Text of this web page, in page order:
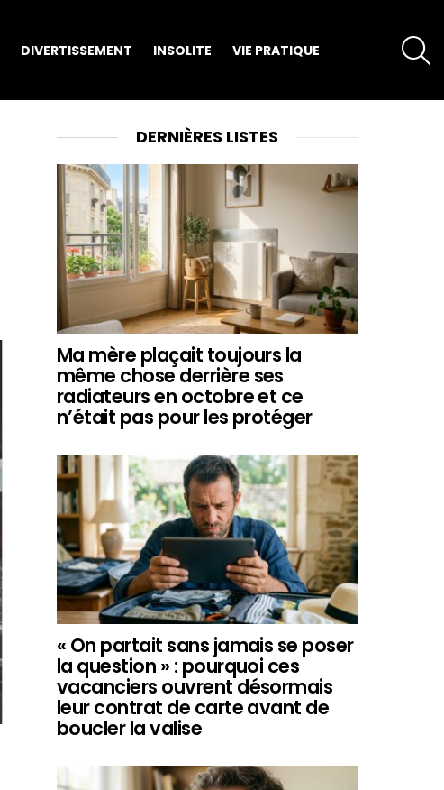
DIVERTISSEMENT INSOLITE VIE PRATIQUE
DERNIÈRES LISTES
Ma mère plaçait toujours la
même chose derrière ses
radiateurs en octobre et ce
n’était pas pour les protéger
« On partait sans jamais se poser
la question » : pourquoi ces
vacanciers ouvrent désormais
leur contrat de carte avant de
boucler la valise